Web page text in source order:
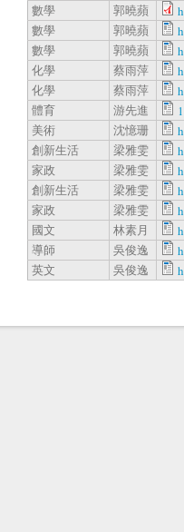
數學
郭曉蘋
數學
郭曉蘋
數學
郭曉蘋
化學
蔡雨萍
化學
蔡雨萍
體育
游先進
美術
沈憶珊
創新生活
梁雅雯
家政
梁雅雯
創新生活
梁雅雯
家政
梁雅雯
國文
林素月
導師
吳俊逸
英文
吳俊逸